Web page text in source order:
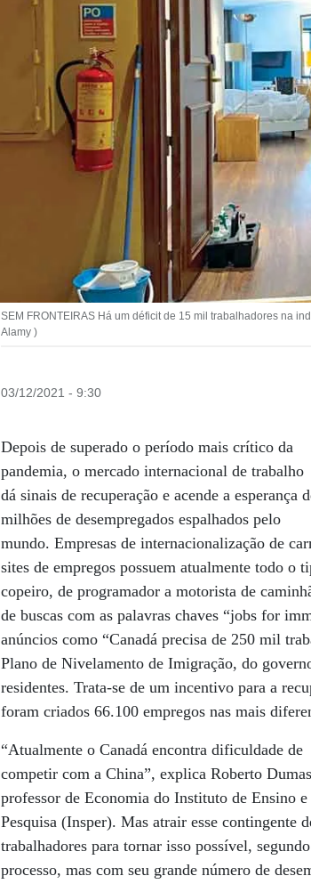
SEM FRONTEIRAS Há um déficit de 15 mil trabalhadores na
Alamy )
03/12/2021 - 9:30
Depois de superado o período mais crítico da
pandemia, o mercado internacional de trabalho
dá sinais de recuperação e acende a esperança
milhões de desempregados espalhados pelo
mundo. Empresas de internacionalização de
sites de empregos possuem atualmente todo o
copeiro, de programador a motorista de
de buscas com as palavras chaves “jobs for
anúncios como “Canadá precisa de 250 mil
Plano de Nivelamento de Imigração, do
residentes. Trata-se de um incentivo para a
foram criados 66.100 empregos nas mais
“Atualmente o Canadá encontra dificuldade de
competir com a China”, explica Roberto
professor de Economia do Instituto de Ensino e
Pesquisa (Insper). Mas atrair esse contingente
trabalhadores para tornar isso possível,
processo, mas com seu grande número de